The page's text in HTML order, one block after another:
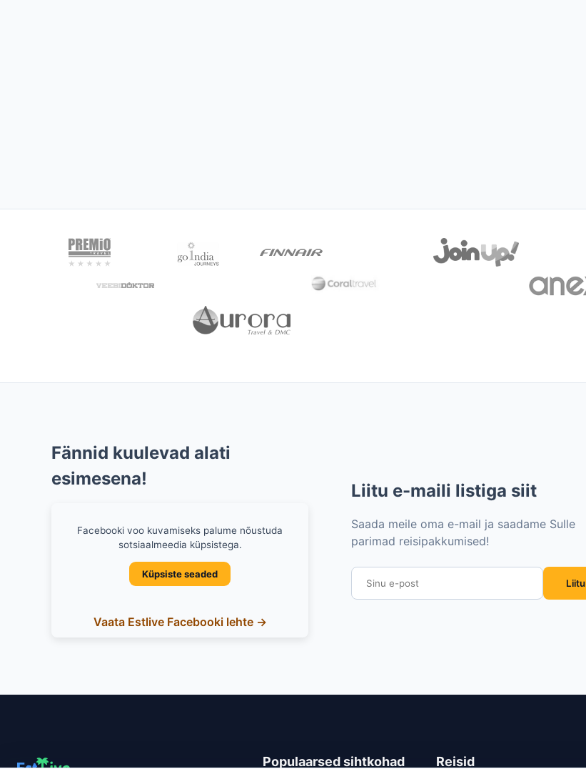
Fännid kuulevad alati
esimesena!
Facebooki voo kuvamiseks palume nõustuda
sotsiaalmeedia küpsistega.
Küpsiste seaded
Vaata Estlive Facebooki lehte →
Liitu e-maili listiga siit
Saada meile oma e-mail ja saadame Sulle
parimad reisipakkumised!
Liitu
Populaarsed sihtkohad Reisid